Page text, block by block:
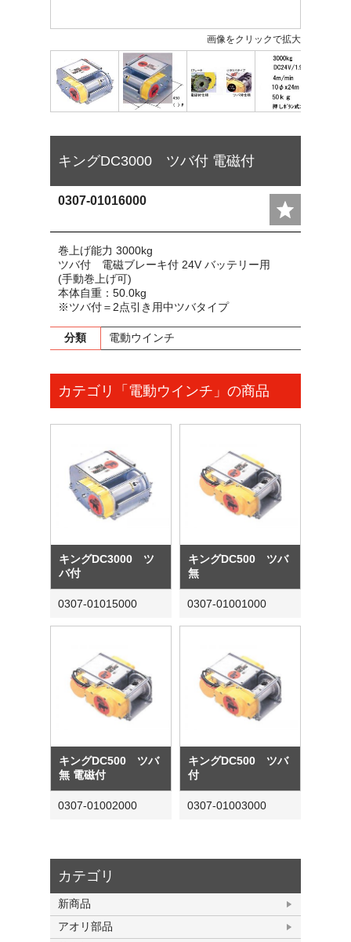
カテゴリ
新商品
アオリ部品
画像をクリックで拡大
キングDC3000 ツバ付 電磁付
0307-01016000
巻上げ能力 3000kg
ツバ付 電磁ブレーキ付 24V バッテリー用
(手動巻上げ可)
本体自重：50.0kg
※ツバ付＝2点引き用中ツバタイプ
分類 電動ウインチ
カテゴリ「電動ウインチ」の商品
キングDC3000 ツ
バ付
0307-01015000
キングDC500 ツバ
無
0307-01001000
キングDC500 ツバ
無 電磁付
0307-01002000
キングDC500 ツバ
付
0307-01003000